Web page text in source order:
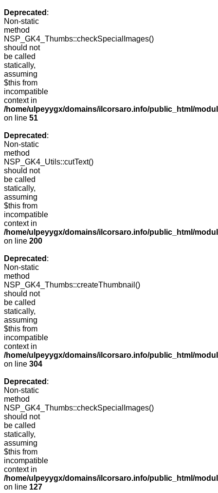
Deprecated :
Non-static
method
NSP_GK4_Thumbs::checkSpecialImages()
should not
be called
statically,
assuming
$this from
incompatible
context in
/home/ulpeyygx/domains/ilcorsaro.info/public_html/
on line 51
Deprecated :
Non-static
method
NSP_GK4_Utils::cutText()
should not
be called
statically,
assuming
$this from
incompatible
context in
/home/ulpeyygx/domains/ilcorsaro.info/public_html/
on line 200
Deprecated :
Non-static
method
NSP_GK4_Thumbs::createThumbnail()
should not
be called
statically,
assuming
$this from
incompatible
context in
/home/ulpeyygx/domains/ilcorsaro.info/public_html/
on line 304
Deprecated :
Non-static
method
NSP_GK4_Thumbs::checkSpecialImages()
should not
be called
statically,
assuming
$this from
incompatible
context in
/home/ulpeyygx/domains/ilcorsaro.info/public_html/
on line 127